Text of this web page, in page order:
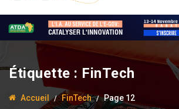
Étiquette : FinTech
Accueil FinTech Page 12